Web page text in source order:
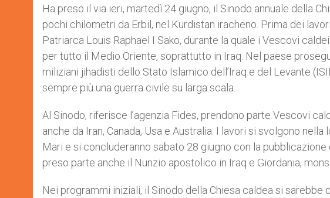
p
p
g
e
r
o
k
r
Ha preso il via ieri, martedì 24 giugno, il Sinodo annuale della
pochi chilometri da Erbil, nel Kurdistan iracheno. Prima dei
Patriarca Louis Raphael I Sako, durante la quale i Vescovi
per tutto il Medio Oriente, soprattutto in Iraq. Nel paese
miliziani jihadisti dello Stato Islamico dell’Iraq e del Levante
sempre più una guerra civile su larga scala.
Al Sinodo, riferisce l’agenzia Fides, prendono parte Vescovi
anche da Iran, Canada, Usa e Australia. I lavori si svolgono
Mari e si concluderanno sabato 28 giugno con la
preso parte anche il Nunzio apostolico in Iraq e Giordania,
Nei programmi iniziali, il Sinodo della Chiesa caldea si